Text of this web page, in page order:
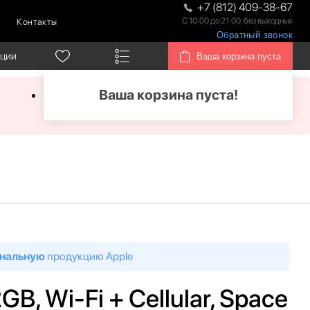
Контакты
+7 (812) 409-38-67
С 10:00 до 21:00, без выходных
Обратный звонок
Ваша корзина пуста
Ваша корзина пуста!
продукцию Apple
Wi-Fi + Cellular, Space